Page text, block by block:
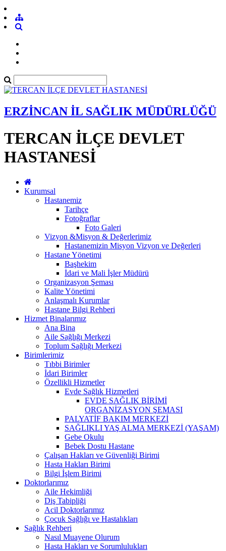
ERZİNCAN İL SAĞLIK MÜDÜRLÜĞÜ
TERCAN İLÇE DEVLET
HASTANESİ
Kurumsal
Hastanemiz
Tarihçe
Fotoğraflar
Foto Galeri
Vizyon &Misyon & Değerlerimiz
Hastanemizin Misyon Vizyon ve Değerleri
Hastane Yönetimi
Başhekim
İdari ve Mali İşler Müdürü
Organizasyon Şeması
Kalite Yönetimi
Anlaşmalı Kurumlar
Hastane Bilgi Rehberi
Hizmet Binalarımız
Ana Bina
Aile Sağlığı Merkezi
Toplum Sağlığı Merkezi
Birimlerimiz
Tıbbi Birimler
İdari Birimler
Özellikli Hizmetler
Evde Sağlık Hizmetleri
EVDE SAĞLIK BİRİMİ
ORGANİZASYON ŞEMASI
PALYATİF BAKIM MERKEZİ
SAĞLIKLI YAŞ ALMA MERKEZİ (YAŞAM)
Gebe Okulu
Bebek Dostu Hastane
Çalışan Hakları ve Güvenliği Birimi
Hasta Hakları Birimi
Bilgi İşlem Birimi
Doktorlarımız
Aile Hekimliği
Diş Tabipliği
Acil Doktorlarımız
Çocuk Sağlığı ve Hastalıkları
Sağlık Rehberi
Nasıl Muayene Olurum
Hasta Hakları ve Sorumlulukları